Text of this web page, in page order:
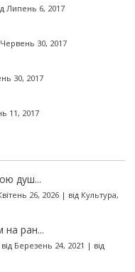
Липень 6, 2017
Червень 30, 2017
30, 2017
11, 2017
душ...
26, 2026| від Культура,
на ран...
від Березень 24, 2021 | від